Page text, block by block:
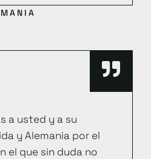
a usted y a su
y Alemania por el
el que sin duda no